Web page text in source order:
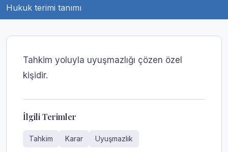
Hukuk terimi tanımı
Tahkim yoluyla uyuşmazlığı çözen özel
kişidir.
İlgili Terimler
Tahkim Karar Uyuşmazlık